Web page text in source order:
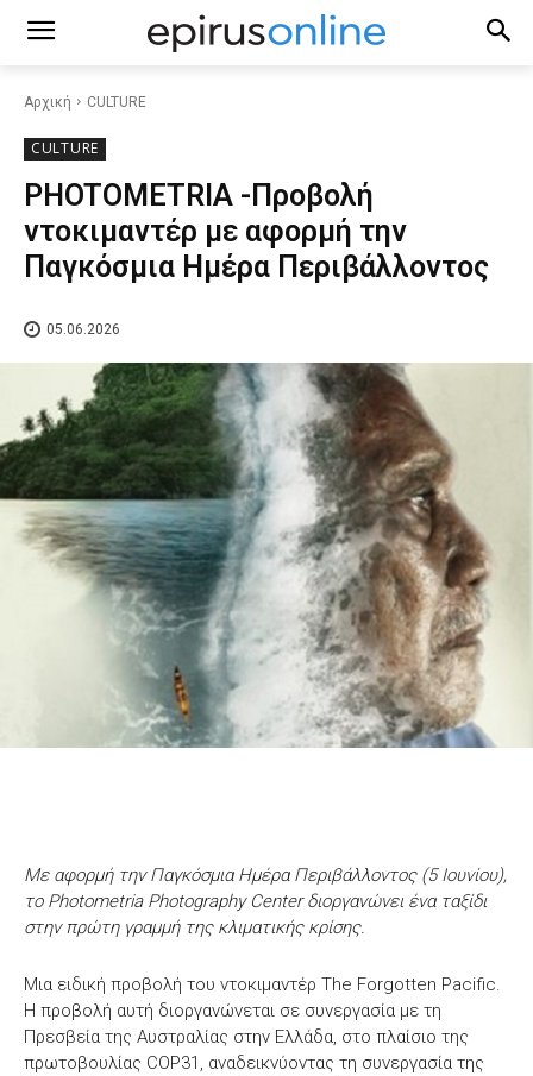
Αρχική CULTURE
CULTURE
PHOTOMETRIA -Προβολή
ντοκιμαντέρ με αφορμή την
Παγκόσμια Ημέρα Περιβάλλοντος
05.06.2026
Με αφορμή την Παγκόσμια Ημέρα Περιβάλλοντος (5 Ιουνίου),
το Photometria Photography Center διοργανώνει ένα ταξίδι
στην πρώτη γραμμή της κλιματικής κρίσης.
Μια ειδική προβολή του ντοκιμαντέρ The Forgotten Pacific.
Η προβολή αυτή διοργανώνεται σε συνεργασία με τη
Πρεσβεία της Αυστραλίας στην Ελλάδα, στο πλαίσιο της
πρωτοβουλίας COP31, αναδεικνύοντας τη συνεργασία της